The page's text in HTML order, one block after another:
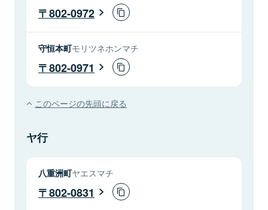
802-0972
守恒本町モリツネホンマチ
802-0971
このページの先頭に戻る
ヤ行
八重洲町ヤエスマチ
802-0831